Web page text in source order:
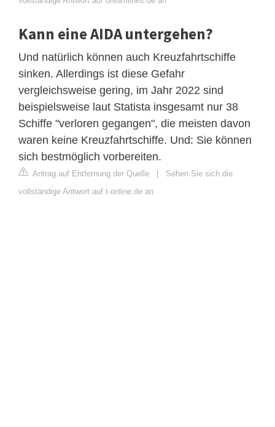
Kann eine AIDA untergehen?
Und natürlich können auch Kreuzfahrtschiffe
sinken. Allerdings ist diese Gefahr
vergleichsweise gering, im Jahr 2022 sind
beispielsweise laut Statista insgesamt nur 38
Schiffe "verloren gegangen", die meisten davon
waren keine Kreuzfahrtschiffe. Und: Sie können
sich bestmöglich vorbereiten.
Antrag auf Entfernung der Quelle | Sehen Sie sich die
vollständige Antwort auf t-online.de an